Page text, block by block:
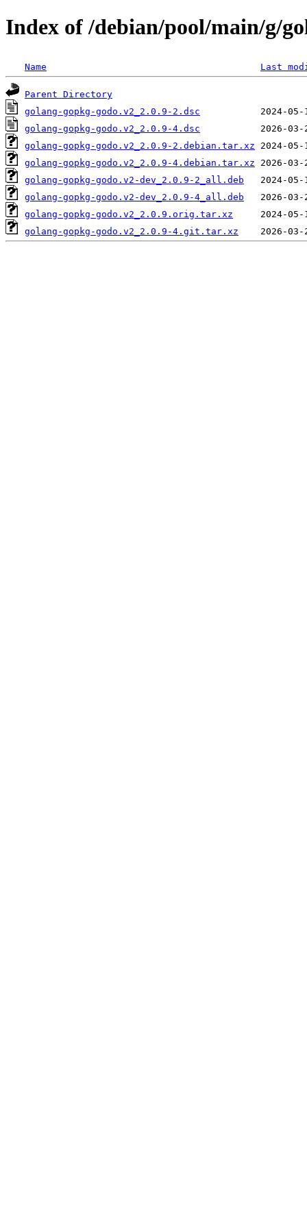
Index of /debian/pool/main/g/
Name Last
Parent Directory
golang-gopkg-godo.v2_2.0.9-2.dsc
golang-gopkg-godo.v2_2.0.9-4.dsc
golang-gopkg-godo.v2_2.0.9-2.debian.tar.xz
golang-gopkg-godo.v2_2.0.9-4.debian.tar.xz
golang-gopkg-godo.v2-dev_2.0.9-2_all.deb
golang-gopkg-godo.v2-dev_2.0.9-4_all.deb
golang-gopkg-godo.v2_2.0.9.orig.tar.xz
golang-gopkg-godo.v2_2.0.9-4.git.tar.xz